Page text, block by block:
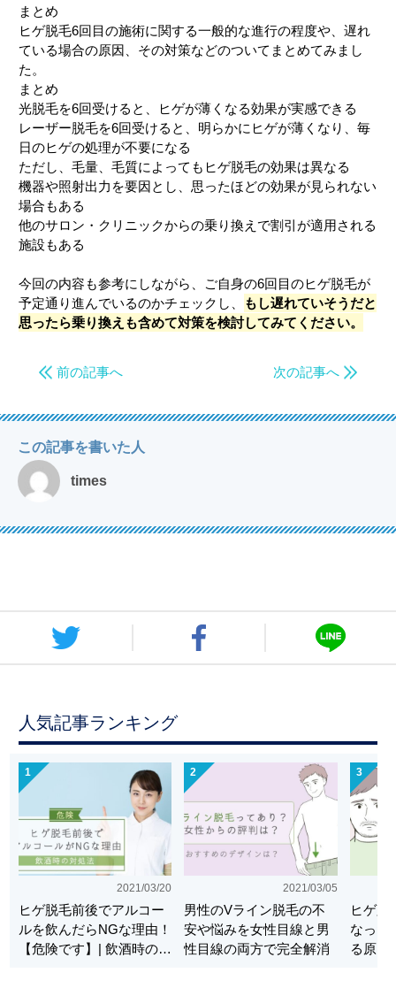
まとめ
ヒゲ脱毛6回目の施術に関する一般的な進行の程度や、遅れ
ている場合の原因、その対策などのついてまとめてみまし
た。
まとめ
光脱毛を6回受けると、ヒゲが薄くなる効果が実感できる
レーザー脱毛を6回受けると、明らかにヒゲが薄くなり、毎
日のヒゲの処理が不要になる
ただし、毛量、毛質によってもヒゲ脱毛の効果は異なる
機器や照射出力を要因とし、思ったほどの効果が見られない
場合もある
他のサロン・クリニックからの乗り換えで割引が適用される
施設もある
今回の内容も参考にしながら、ご自身の6回目のヒゲ脱毛が
予定通り進んでいるのかチェックし、
もし遅れていそうだと
思ったら乗り換えも含めて対策を検討してみてください。
前の記事へ 次の記事へ
この記事を書いた人
times
人気記事ランキング
1
2021/03/20
ヒゲ脱毛前後でアルコー
ルを飲んだらNGな理由！
【危険です】| 飲酒時の対
2
2021/03/05
男性のVライン脱毛の不
安や悩みを女性目線と男
性目線の両方で完全解消
3
ヒゲ脱
なった
る原因